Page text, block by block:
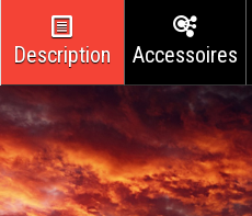
Description Accessoires